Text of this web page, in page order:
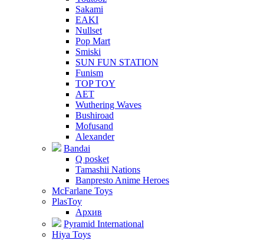
Sakami
EAKI
Nullset
Pop Mart
Smiski
SUN FUN STATION
Funism
TOP TOY
AET
Wuthering Waves
Bushiroad
Mofusand
Alexander
Bandai
Q posket
Tamashii Nations
Banpresto Anime Heroes
McFarlane Toys
PlasToy
Архив
Pyramid International
Hiya Toys